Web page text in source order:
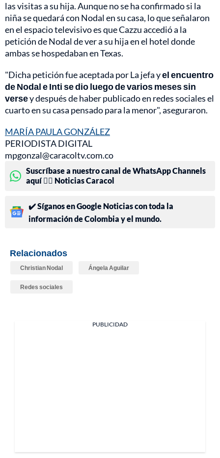
las visitas a su hija. Aunque no se ha confirmado si la
niña se quedará con Nodal en su casa, lo que señalaron
en el espacio televisivo es que Cazzu accedió a la
petición de Nodal de ver a su hija en el hotel donde
ambas se hospedaban en Texas.
"Dicha petición fue aceptada por La jefa yel encuentro
de Nodal e Inti se dio luego de varios meses sin
versey después de haber publicado en redes sociales el
cuarto en su casa pensado para la menor", aseguraron.
MARÍA PAULA GONZÁLEZ
PERIODISTA DIGITAL
mpgonzal@caracoltv.com.co
Suscríbase a nuestro canal de WhatsApp Channels
aquí 👉🏻 Noticias Caracol
✔️ Síganos en Google Noticias con toda la
información de Colombia y el mundo.
Relacionados
Christian Nodal Ángela Aguilar
Redes sociales
PUBLICIDAD